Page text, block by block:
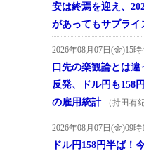
安は終焉を迎え、
があってもサプラ
2026年08月07日(金)15
口先の楽観論とは
反発、ドル円も158
の雇用統計
（持田有
2026年08月07日(金)09
ドル円158円半ば